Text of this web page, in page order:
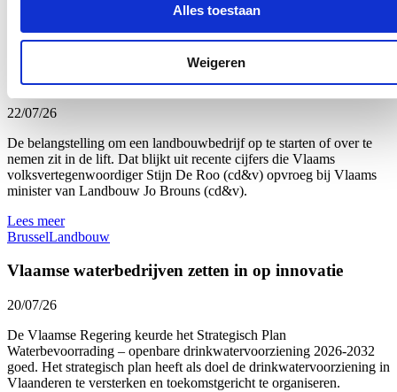
Alles toestaan
Weigeren
Interesse in landbouw neemt toe: meer deelnemers
aan landbouwopleidingen
22/07/26
De belangstelling om een landbouwbedrijf op te starten of over te
nemen zit in de lift. Dat blijkt uit recente cijfers die Vlaams
volksvertegenwoordiger Stijn De Roo (cd&v) opvroeg bij Vlaams
minister van Landbouw Jo Brouns (cd&v).
Lees meer
BrusselLandbouw
Vlaamse waterbedrijven zetten in op innovatie
20/07/26
De Vlaamse Regering keurde het Strategisch Plan
Waterbevoorrading – openbare drinkwatervoorziening 2026-2032
goed. Het strategisch plan heeft als doel de drinkwatervoorziening in
Vlaanderen te versterken en toekomstgericht te organiseren.